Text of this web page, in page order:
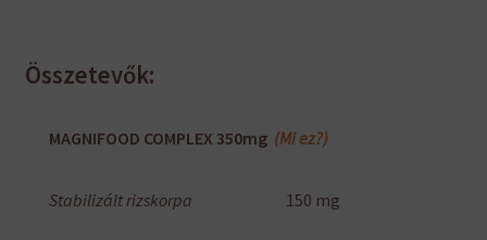
Összetevők:
MAGNIFOOD COMPLEX 350mg (Mi ez?)
Stabilizált rizskorpa 150 mg